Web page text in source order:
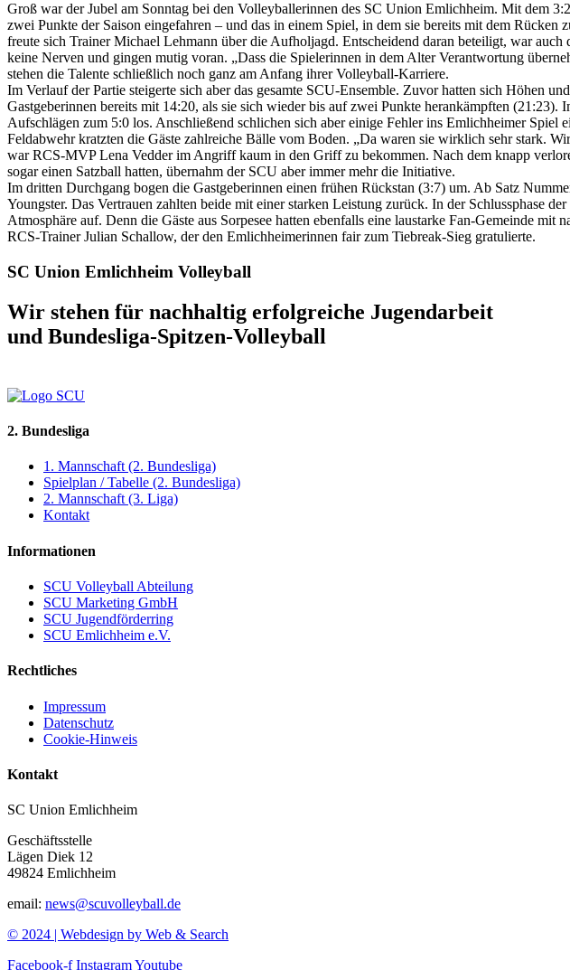
Groß war der Jubel am Sonntag bei den Volleyballerinnen des SC Union Emlichheim. Mit dem
zwei Punkte der Saison eingefahren – und das in einem Spiel, in dem sie bereits mit dem
freute sich Trainer Michael Lehmann über die Aufholjagd. Entscheidend daran beteiligt, war
keine Nerven und gingen mutig voran. „Dass die Spielerinnen in dem Alter Verantwortung
stehen die Talente schließlich noch ganz am Anfang ihrer Volleyball-Karriere.
Im Verlauf der Partie steigerte sich aber das gesamte SCU-Ensemble. Zuvor hatten sich Höhen
Gastgeberinnen bereits mit 14:20, als sie sich wieder bis auf zwei Punkte herankämpften
Aufschlägen zum 5:0 los. Anschließend schlichen sich aber einige Fehler ins Emlichheimer Spiel
Feldabwehr kratzten die Gäste zahlreiche Bälle vom Boden. „Da waren sie wirklich sehr stark.
war RCS-MVP Lena Vedder im Angriff kaum in den Griff zu bekommen. Nach dem knapp
sogar einen Satzball hatten, übernahm der SCU aber immer mehr die Initiative.
Im dritten Durchgang bogen die Gastgeberinnen einen frühen Rückstan (3:7) um. Ab Satz
Youngster. Das Vertrauen zahlten beide mit einer starken Leistung zurück. In der Schlussphase
Atmosphäre auf. Denn die Gäste aus Sorpesee hatten ebenfalls eine laustarke Fan-Gemeinde
RCS-Trainer Julian Schallow, der den Emlichheimerinnen fair zum Tiebreak-Sieg gratulierte.
SC Union Emlichheim Volleyball
Wir stehen für nachhaltig erfolgreiche Jugendarbeit
und Bundesliga-Spitzen-Volleyball
2. Bundesliga
1. Mannschaft (2. Bundesliga)
Spielplan / Tabelle (2. Bundesliga)
2. Mannschaft (3. Liga)
Kontakt
Informationen
SCU Volleyball Abteilung
SCU Marketing GmbH
SCU Jugendförderring
SCU Emlichheim e.V.
Rechtliches
Impressum
Datenschutz
Cookie-Hinweis
Kontakt
SC Union Emlichheim
Geschäftsstelle
Lägen Diek 12
49824 Emlichheim
email: news@scuvolleyball.de
© 2024 | Webdesign by Web & Search
Facebook-f InstagramYoutube